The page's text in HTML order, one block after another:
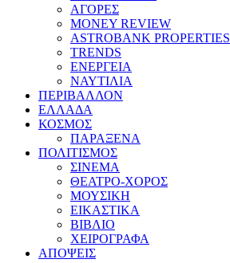
ΑΓΟΡΕΣ
MONEY REVIEW
ASTROBANK PROPERTIES
TRENDS
ΕΝΕΡΓΕΙΑ
ΝΑΥΤΙΛΙΑ
ΠΕΡΙΒΑΛΛΟΝ
ΕΛΛΑΔΑ
ΚΟΣΜΟΣ
ΠΑΡΑΞΕΝΑ
ΠΟΛΙΤΙΣΜΟΣ
ΣΙΝΕΜΑ
ΘΕΑΤΡΟ-ΧΟΡΟΣ
ΜΟΥΣΙΚΗ
ΕΙΚΑΣΤΙΚΑ
ΒΙΒΛΙΟ
ΧΕΙΡΟΓΡΑΦΑ
ΑΠΟΨΕΙΣ